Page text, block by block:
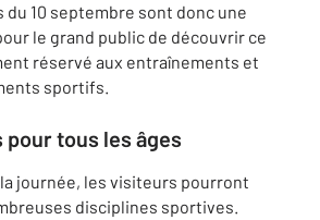
10 septembre sont donc une
le grand public de découvrir ce
réservé aux entraînements et
sportifs.
pour tous les âges
journée, les visiteurs pourront
disciplines sportives.